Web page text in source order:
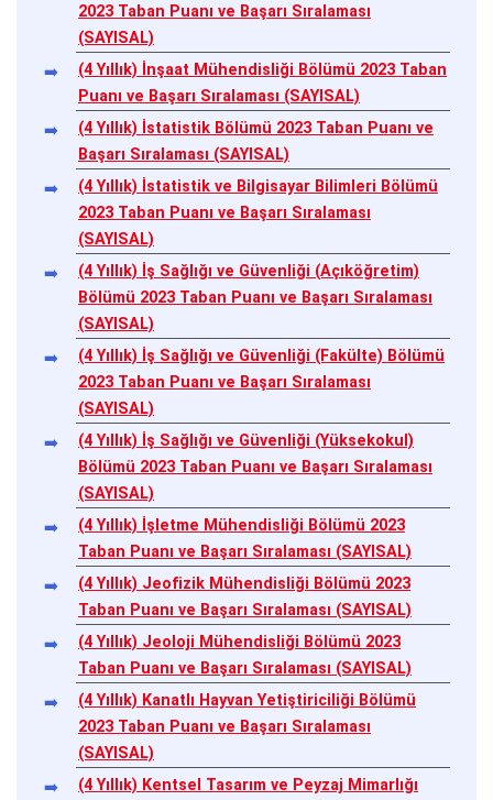
2023 Taban Puanı ve Başarı Sıralaması
(SAYISAL)
(4 Yıllık) İnşaat Mühendisliği Bölümü 2023 Taban
Puanı ve Başarı Sıralaması (SAYISAL)
(4 Yıllık) İstatistik Bölümü 2023 Taban Puanı ve
Başarı Sıralaması (SAYISAL)
(4 Yıllık) İstatistik ve Bilgisayar Bilimleri Bölümü
2023 Taban Puanı ve Başarı Sıralaması
(SAYISAL)
(4 Yıllık) İş Sağlığı ve Güvenliği (Açıköğretim)
Bölümü 2023 Taban Puanı ve Başarı Sıralaması
(SAYISAL)
(4 Yıllık) İş Sağlığı ve Güvenliği (Fakülte) Bölümü
2023 Taban Puanı ve Başarı Sıralaması
(SAYISAL)
(4 Yıllık) İş Sağlığı ve Güvenliği (Yüksekokul)
Bölümü 2023 Taban Puanı ve Başarı Sıralaması
(SAYISAL)
(4 Yıllık) İşletme Mühendisliği Bölümü 2023
Taban Puanı ve Başarı Sıralaması (SAYISAL)
(4 Yıllık) Jeofizik Mühendisliği Bölümü 2023
Taban Puanı ve Başarı Sıralaması (SAYISAL)
(4 Yıllık) Jeoloji Mühendisliği Bölümü 2023
Taban Puanı ve Başarı Sıralaması (SAYISAL)
(4 Yıllık) Kanatlı Hayvan Yetiştiriciliği Bölümü
2023 Taban Puanı ve Başarı Sıralaması
(SAYISAL)
(4 Yıllık) Kentsel Tasarım ve Peyzaj Mimarlığı